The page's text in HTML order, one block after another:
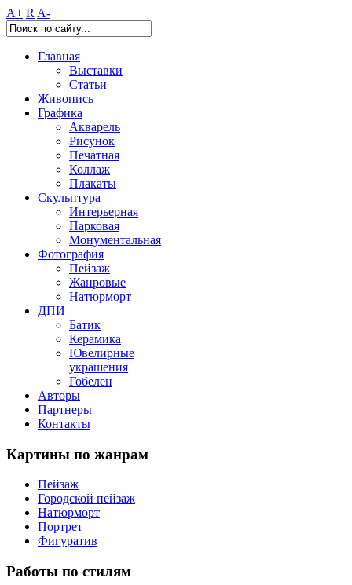
A+ R A-
Главная
Выставки
Статьи
Живопись
Графика
Акварель
Рисунок
Печатная
Коллаж
Плакаты
Скульптура
Интерьерная
Парковая
Монументальная
Фотография
Пейзаж
Жанровые
Натюрморт
ДПИ
Батик
Керамика
Ювелирные
украшения
Гобелен
Авторы
Партнеры
Контакты
Картины по жанрам
Пейзаж
Городской пейзаж
Натюрморт
Портрет
Фигуратив
Работы по стилям